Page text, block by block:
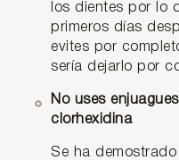
los dientes por lo
primeros días
evites por
sería dejarlo por
No uses
clorhexidina
Se ha